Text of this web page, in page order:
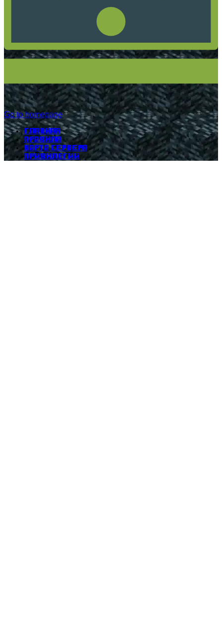
Go to homepage
Главная
Правила
Карта сервера
Привилегии